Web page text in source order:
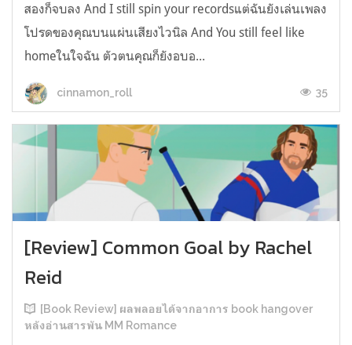
สองก็จบลง And I still spin your recordsแต่ฉันยังเล่นเพลง
โปรดของคุณบนแผ่นเสียงไวนิล And You still feel like
homeในใจฉัน ตัวตนคุณก็ยังอบอ...
cinnamon_roll 35
[Review] Common Goal by Rachel
Reid
[Book Review] ผลพลอยได้จากอาการ book hangover
หลังอ่านสารพัน MM Romance